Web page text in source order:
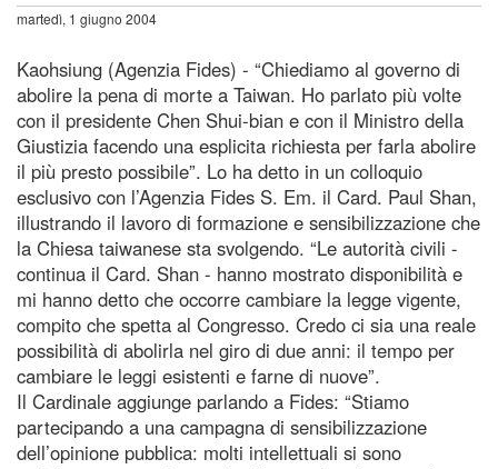
martedì, 1 giugno 2004
Kaohsiung (Agenzia Fides) - “Chiediamo al governo di
abolire la pena di morte a Taiwan. Ho parlato più volte
con il presidente Chen Shui-bian e con il Ministro della
Giustizia facendo una esplicita richiesta per farla abolire
il più presto possibile”. Lo ha detto in un colloquio
esclusivo con l’Agenzia Fides S. Em. il Card. Paul Shan,
illustrando il lavoro di formazione e sensibilizzazione che
la Chiesa taiwanese sta svolgendo. “Le autorità civili -
continua il Card. Shan - hanno mostrato disponibilità e
mi hanno detto che occorre cambiare la legge vigente,
compito che spetta al Congresso. Credo ci sia una reale
possibilità di abolirla nel giro di due anni: il tempo per
cambiare le leggi esistenti e farne di nuove”.
Il Cardinale aggiunge parlando a Fides: “Stiamo
partecipando a una campagna di sensibilizzazione
dell’opinione pubblica: molti intellettuali si sono